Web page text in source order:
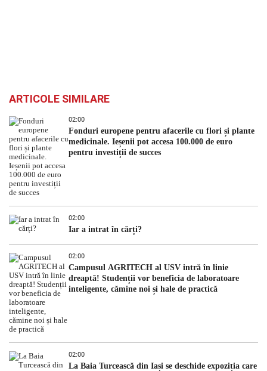
ARTICOLE SIMILARE
02:00
Fonduri europene pentru afacerile cu flori și plante
medicinale. Ieșenii pot accesa 100.000 de euro
pentru investiții de succes
02:00
Iar a intrat în cărți?
02:00
Campusul AGRITECH al USV intră în linie
dreaptă! Studenții vor beneficia de laboratoare
inteligente, cămine noi și hale de practică
02:00
La Baia Turcească din Iași se deschide expoziția care